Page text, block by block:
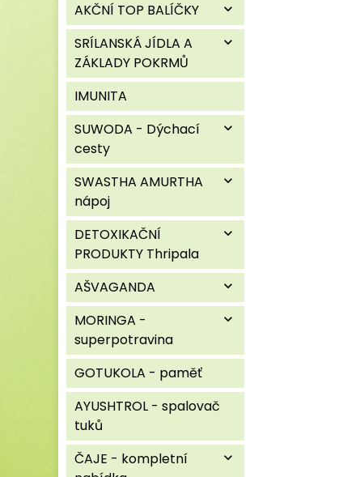
AKČNÍ TOP BALÍČKY expand_more
SRÍLANSKÁ JÍDLA A
ZÁKLADY POKRMŮ
expand_more
IMUNITA
SUWODA - Dýchací
cesty
expand_more
SWASTHA AMURTHA
nápoj
expand_more
DETOXIKAČNÍ
PRODUKTY Thripala
expand_more
AŠVAGANDA expand_more
MORINGA -
superpotravina
expand_more
GOTUKOLA - paměť
AYUSHTROL - spalovač
tuků
ČAJE - kompletní
expand_more